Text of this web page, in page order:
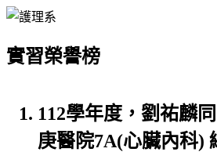
實習榮譽榜
112學年度，劉祐麟
庚醫院7A(心臟內科)